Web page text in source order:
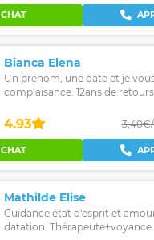
CHAT
Bianca Elena
Un prénom, une date et je
complaisance. 12ans de
4.93
CHAT
Mathilde Elise
Guidance,état d'esprit et
datation. Thérapeute+voyance